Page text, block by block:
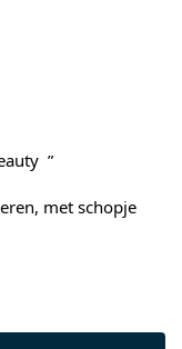
”
met schopje